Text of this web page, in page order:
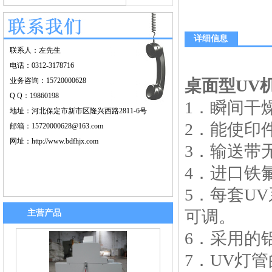
联系人：左先生
电话：0312-3178716
业务咨询：15720000628
Q Q：19860198
地址：河北保定市新市区隆兴西路2811-6号
邮箱：15720000628@163.com
网址： http://www.bdfhjx.com
主营产品
桌面uv固化机
详细信息
桌面型UV
1．瞬间干
2．能使印
3．输送带
4．进口铁
5．每套
可调。
6．采用的
7．UV灯